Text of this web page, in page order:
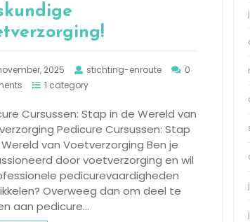
2025 stichting-enroute
0
1 category
Cursussen: Stap in de Wereld van
Pedicure Cursussen: Stap
van Voetverzorging Ben je
door voetverzorging en wil
pedicurevaardigheden
Overweeg dan om deel te
aan pedicure…